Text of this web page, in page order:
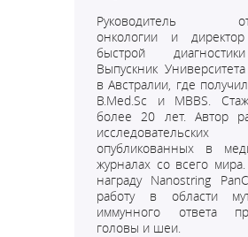
Руководитель
онкологии и
быстрой
Выпускник
в Австралии, где
B.Med.Sc и MBBS.
более 20 лет. Автор
опубликованных в
журналах со всего
награду Nanostring
работу в области
иммунного ответа
головы и шеи.